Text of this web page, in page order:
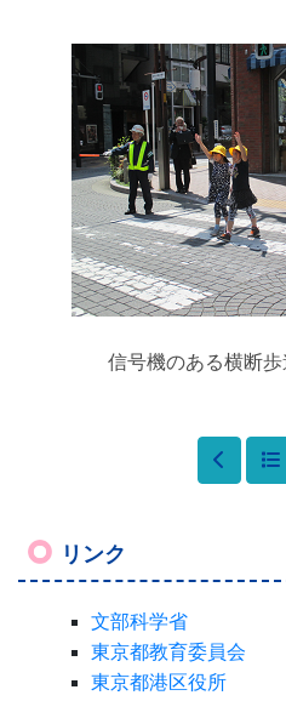
リンク
文部科学省
東京都教育委員会
東京都港区役所
信号機のある横断